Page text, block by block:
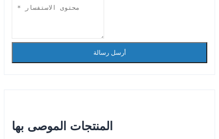
أرسل رسالة
المنتجات الموصى بها